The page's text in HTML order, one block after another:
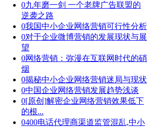
0九年磨一剑 一个老牌广告联盟的
逆袭之路
0我国中小企业网络营销可行性分析
0对于企业微博营销的发展现状与展
望
0网络营销：弥漫在互联网时代的硝
烟
0揭秘中小企业网络营销迷局与现状
0中国企业网络营销发展趋势浅谈
0[原创]解密企业网络营销效果低下
的根...
0400电话代理商渠道监管混乱,中小